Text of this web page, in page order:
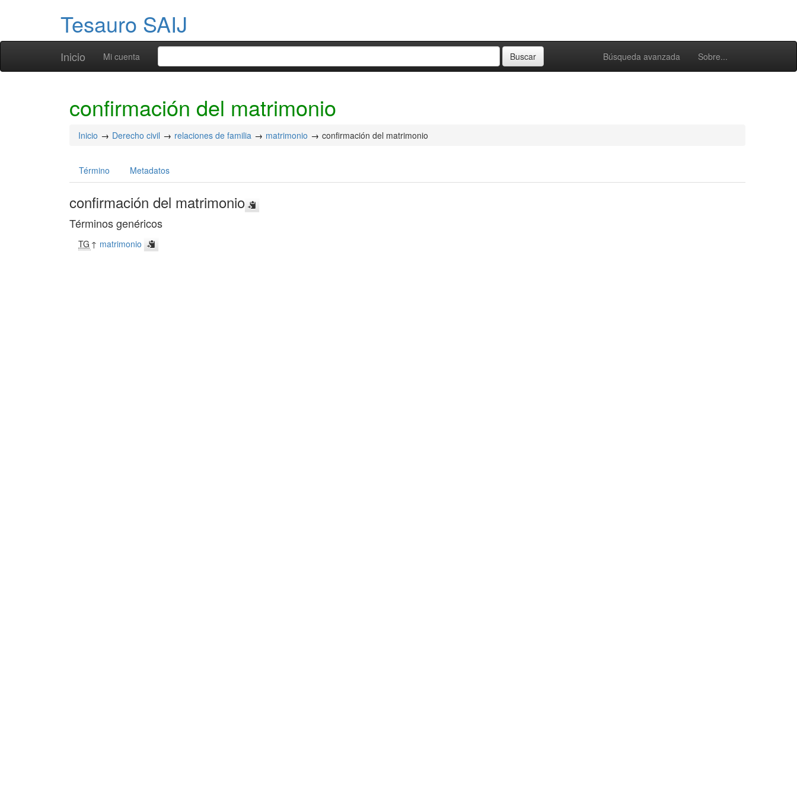
Tesauro SAIJ
Inicio Búsqueda avanzada Sobre...
Mi cuenta
confirmación del matrimonio
Inicio Derecho civil relaciones de familia matrimonio confirmación del matrimonio
Término Metadatos
confirmación del matrimonio
Términos genéricos
TG ↑ matrimonio